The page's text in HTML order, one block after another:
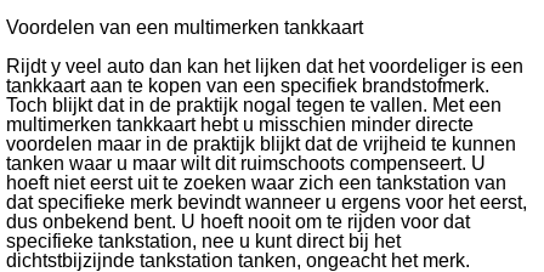
Voordelen van een multimerken tankkaart
Rijdt y veel auto dan kan het lijken dat het voordeliger is een
tankkaart aan te kopen van een specifiek brandstofmerk.
Toch blijkt dat in de praktijk nogal tegen te vallen. Met een
multimerken tankkaart hebt u misschien minder directe
voordelen maar in de praktijk blijkt dat de vrijheid te kunnen
tanken waar u maar wilt dit ruimschoots compenseert. U
hoeft niet eerst uit te zoeken waar zich een tankstation van
dat specifieke merk bevindt wanneer u ergens voor het eerst,
dus onbekend bent. U hoeft nooit om te rijden voor dat
specifieke tankstation, nee u kunt direct bij het
dichtstbijzijnde tankstation tanken, ongeacht het merk.